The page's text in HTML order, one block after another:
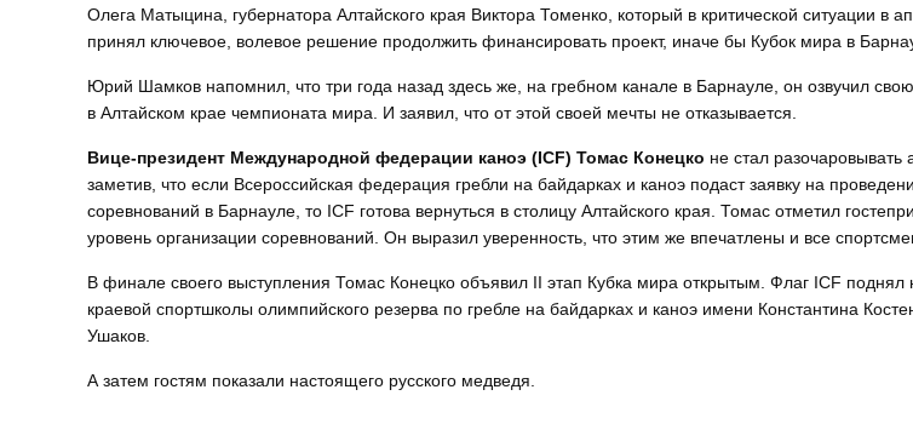
Олега Матыцина, губернатора Алтайского края Виктора Томенко, который в критической ситуации в
принял ключевое, волевое решение продолжить финансировать проект, иначе бы Кубок мира в
Юрий Шамков напомнил, что три года назад здесь же, на гребном канале в Барнауле, он озвучил
в Алтайском крае чемпионата мира. И заявил, что от этой своей мечты не отказывается.
Вице-президент Международной федерации каноэ (ICF) Томас Конецко не стал разочаровывать
заметив, что если Всероссийская федерация гребли на байдарках и каноэ подаст заявку на
соревнований в Барнауле, то ICF готова вернуться в столицу Алтайского края. Томас отметил
уровень организации соревнований. Он выразил уверенность, что этим же впечатлены и все
В финале своего выступления Томас Конецко объявил II этап Кубка мира открытым. Флаг ICF поднял
краевой спортшколы олимпийского резерва по гребле на байдарках и каноэ имени Константина
Ушаков.
А затем гостям показали настоящего русского медведя.